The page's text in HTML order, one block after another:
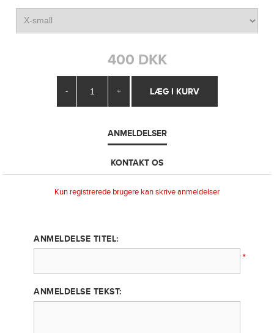
400 DKK
- +
ANMELDELSER
KONTAKT OS
Kun registrerede brugere kan skrive anmeldelser
ANMELDELSE TITEL:
*
ANMELDELSE TEKST: